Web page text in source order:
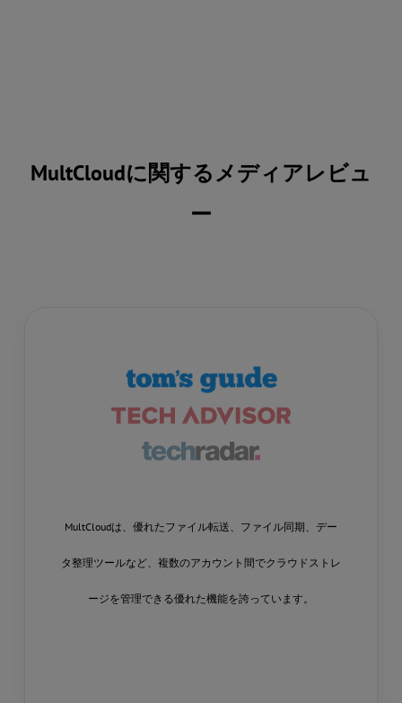
MultCloudに関するメディアレビュ
ー
MultCloudは、優れたファイル転送、ファイル同期、デー
タ整理ツールなど、複数のアカウント間でクラウドストレ
ージを管理できる優れた機能を誇っています。